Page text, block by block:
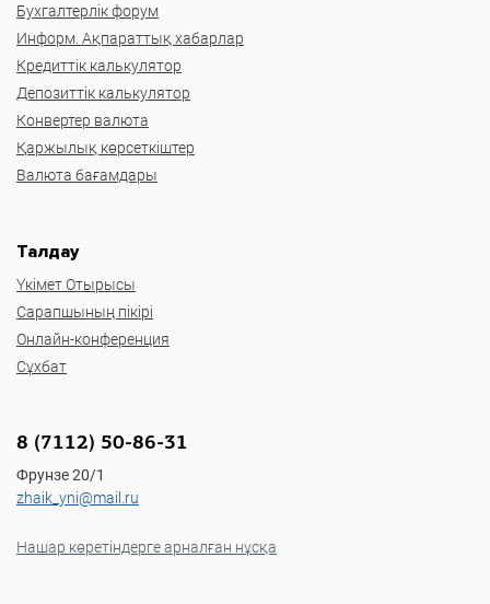
Бухгалтерлік форум
Информ. Ақпараттық хабарлар
Кредиттік калькулятор
Депозиттік калькулятор
Конвертер валюта
Қаржылық көрсеткіштер
Валюта бағамдары
Талдау
Үкімет Отырысы
Сарапшының пікірі
Онлайн-конференция
Сұхбат
8 (7112) 50-86-31
Фрунзе 20/1
zhaik_yni@mail.ru
Нашар көретіндерге арналған нұсқа